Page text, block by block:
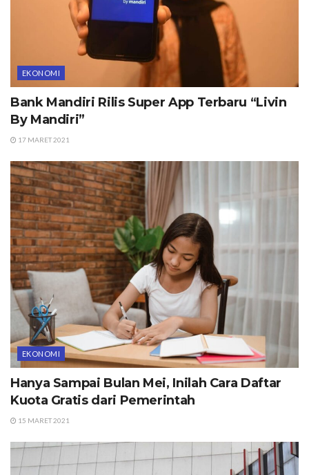
EKONOMI
Bank Mandiri Rilis Super App Terbaru “Livin
By Mandiri”
17 MARET 2021
EKONOMI
Hanya Sampai Bulan Mei, Inilah Cara Daftar
Kuota Gratis dari Pemerintah
15 MARET 2021